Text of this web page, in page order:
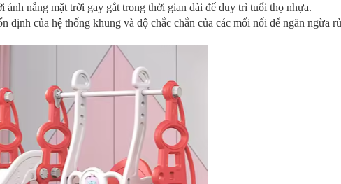
ánh nắng mặt trời gay gắt trong thời gian dài để duy trì tuổi thọ nhựa.
định của hệ thống khung và độ chắc chắn của các mối nối để ngăn ngừa